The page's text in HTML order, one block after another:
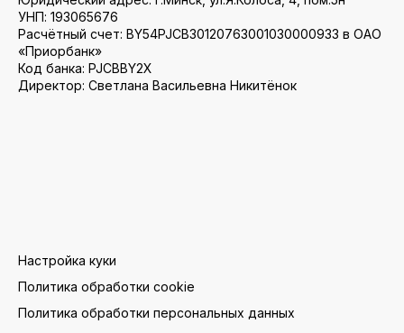
УНП: 193065676
Расчётный счет: BY54PJCB30120763001030000933 в ОАО
«Приорбанк»
Код банка: PJCBBY2X
Директор: Светлана Васильевна Никитёнок
Настройка куки
Политика обработки cookie
Политика обработки персональных данных